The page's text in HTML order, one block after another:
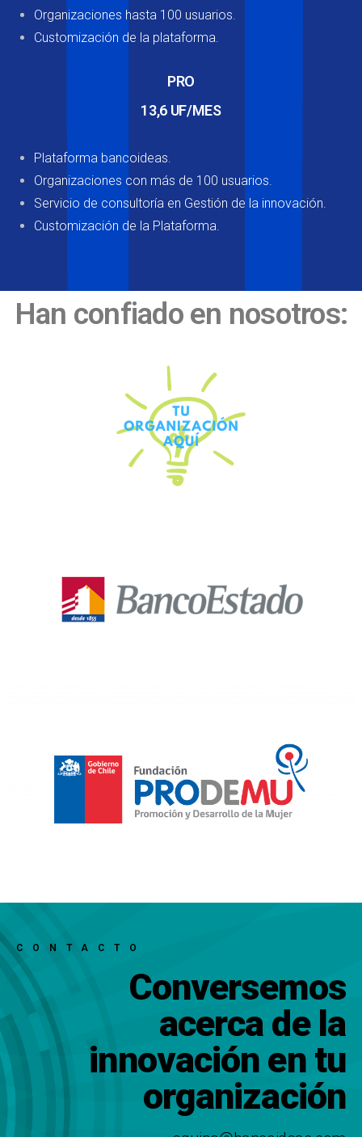
Organizaciones hasta 100 usuarios.
Customización de la plataforma.
PRO
13,6 UF/MES
Plataforma bancoideas.
Organizaciones con más de 100 usuarios.
Servicio de consultoría en Gestión de la innovación.
Customización de la Plataforma.
Han confiado en nosotros:
CONTACTO
Conversemos
acerca de la
innovación en tu
organización